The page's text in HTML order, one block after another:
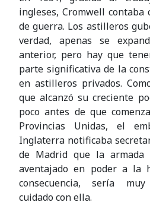
ingleses, Cromwell contaba
de guerra. Los astilleros
verdad, apenas se
anterior, pero hay que
parte significativa de la
en astilleros privados.
que alcanzó su creciente
poco antes de que
Provincias Unidas, el
Inglaterra notificaba
de Madrid que la armada
aventajado en poder a la
consecuencia, sería
cuidado con ella.